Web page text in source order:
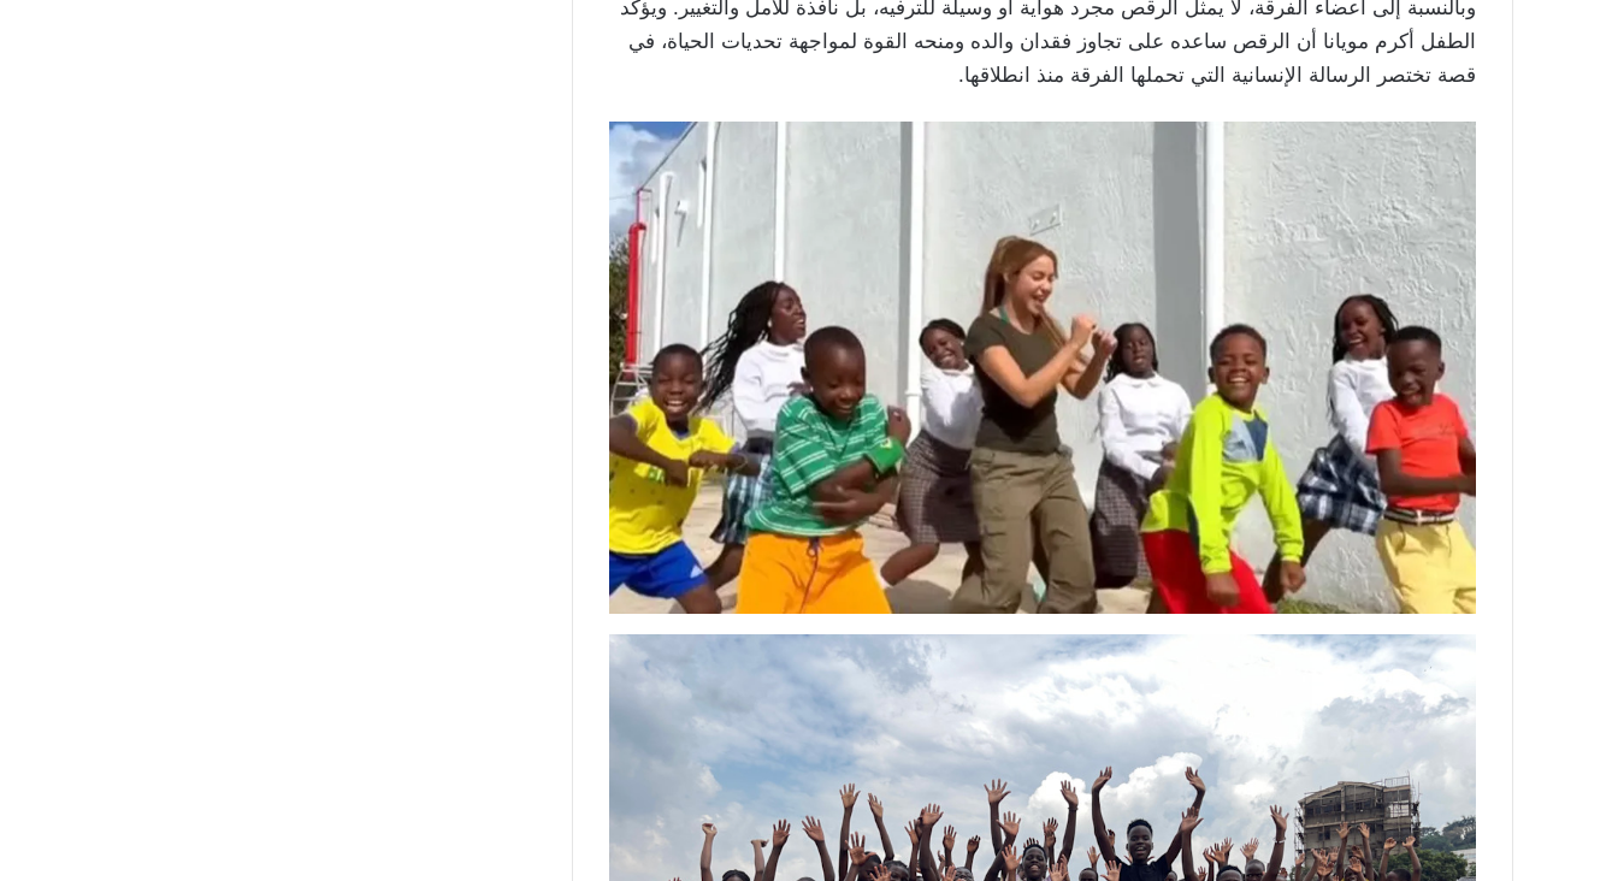
وبالنسبة إلى أعضاء الفرقة، لا يمثل الرقص مجرد هواية أو وسيلة للترفيه، بل نافذة للأمل والتغيير. ويؤكد
الطفل أكرم مويانا أن الرقص ساعده على تجاوز فقدان والده ومنحه القوة لمواجهة تحديات الحياة، في
قصة تختصر الرسالة الإنسانية التي تحملها الفرقة منذ انطلاقها.